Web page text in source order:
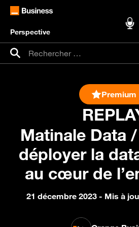
Perspective
Recherche pour :
Rechercher
Premium
Matinale Data
déployer la
au cœur de
21 décembre 2023 - Mis à